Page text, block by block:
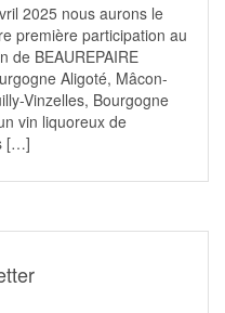
2025 nous aurons le
première participation au
de BEAUREPAIRE
Aligoté, Mâcon-
Vinzelles, Bourgogne
vin liquoreux de
[…]